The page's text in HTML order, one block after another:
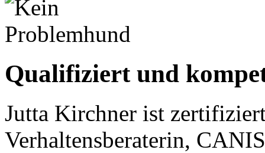
Qualifiziert und
Jutta Kirchner ist
Verhaltensberaterin,